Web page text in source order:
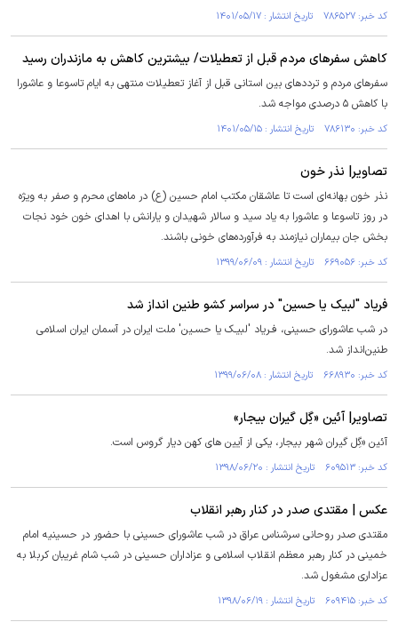
کد خبر: ۷۸۶۵۲۷ تاریخ انتشار : ۱۴۰۱/۰۵/۱۷
کاهش سفرهای مردم قبل از تعطیلات/ بیشترین کاهش به مازندران رسید
سفرهای مردم و ترددهای بین استانی قبل از آغاز تعطیلات منتهی به ایام تاسوعا و عاشورا
با کاهش ۵ درصدی مواجه شد.
کد خبر: ۷۸۶۱۳۰ تاریخ انتشار : ۱۴۰۱/۰۵/۱۵
تصاویر| نذر خون
نذر خون بهانه‌ای است تا عاشقان مکتب امام حسین (ع) در ماه‌های محرم و صفر به ویژه
در روز تاسوعا و عاشورا به یاد سید و سالار شهیدان و یارانش با اهدای خون خود نجات
بخش جان بیماران نیازمند به فرآورده‌های خونی باشند.
کد خبر: ۶۶۹۰۵۶ تاریخ انتشار : ۱۳۹۹/۰۶/۰۹
فریاد "لبیک یا حسین" در سراسر کشو طنین انداز شد
در شب عاشورای حسینی، فـریاد 'لبیـک یا حسـین' ملت ایران در آسمان ایران اسلامی
طنین‌انداز شد.
کد خبر: ۶۶۸۹۳۰ تاریخ انتشار : ۱۳۹۹/۰۶/۰۸
تصاویر| آئین «گِل گیران‎ بیجار»
آئین «گِل گیران شهر بیجار، یکی از آیین های کهن دیار گروس است.
کد خبر: ۶۰۹۵۱۳ تاریخ انتشار : ۱۳۹۸/۰۶/۲۰
عکس | مقتدی صدر در کنار رهبر انقلاب
مقتدی صدر روحانی سرشناس عراق در شب عاشورای حسینی با حضور در حسینیه امام
خمینی در کنار رهبر معظم انقلاب اسلامی و عزاداران حسینی در شب شام غریبان کربلا به
عزاداری مشغول شد.
کد خبر: ۶۰۹۴۱۵ تاریخ انتشار : ۱۳۹۸/۰۶/۱۹